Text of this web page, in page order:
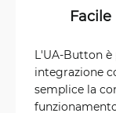
L'UA-Button
integrazione
semplice la